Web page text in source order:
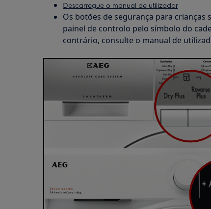
Descarregue o manual de utilizador
Os botões de segurança para crianças
painel de controlo pelo símbolo do
contrário, consulte o manual de